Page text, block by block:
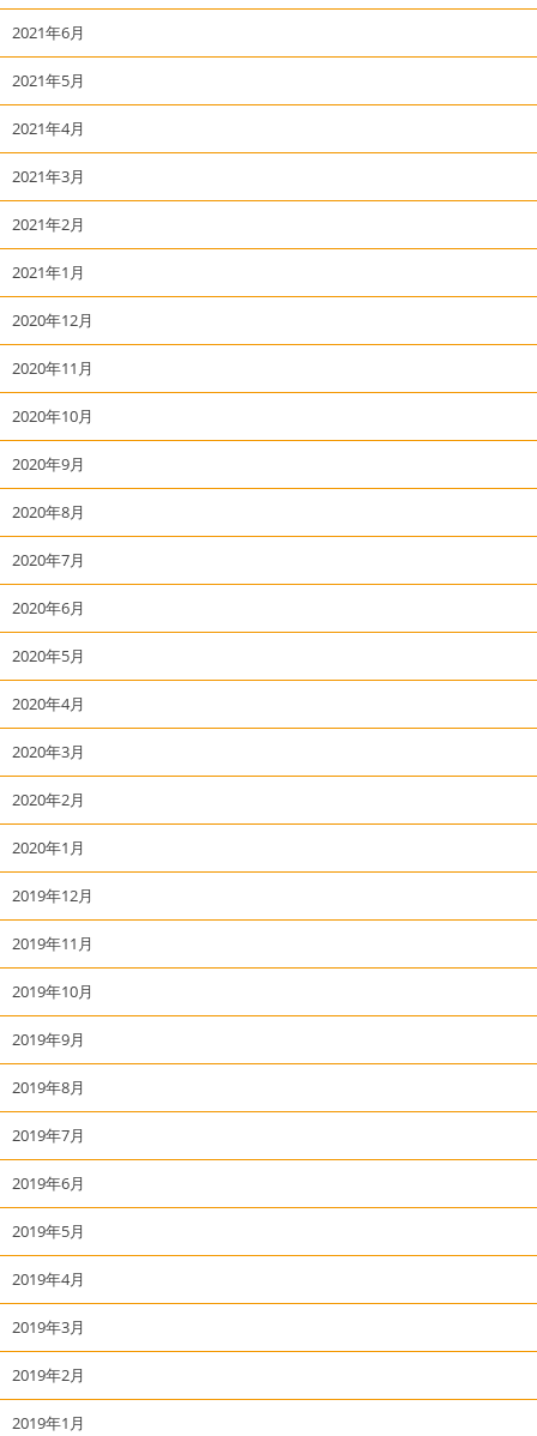
2021年6月
2021年5月
2021年4月
2021年3月
2021年2月
2021年1月
2020年12月
2020年11月
2020年10月
2020年9月
2020年8月
2020年7月
2020年6月
2020年5月
2020年4月
2020年3月
2020年2月
2020年1月
2019年12月
2019年11月
2019年10月
2019年9月
2019年8月
2019年7月
2019年6月
2019年5月
2019年4月
2019年3月
2019年2月
2019年1月